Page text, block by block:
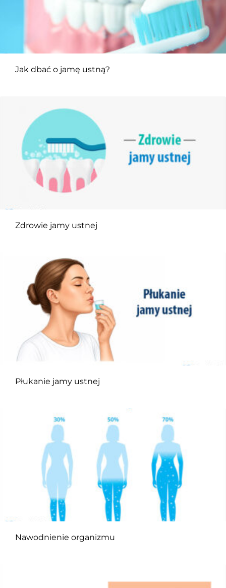
Jak dbać o jamę ustną?
Zdrowie jamy ustnej
Płukanie jamy ustnej
Nawodnienie organizmu